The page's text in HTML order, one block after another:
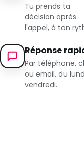
Tu prends ta
décision après
l'appel, à ton
Réponse
Par téléphone,
ou email, du
vendredi.